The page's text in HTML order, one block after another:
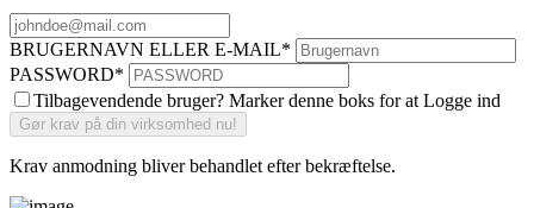
BRUGERNAVN ELLER E-MAIL*
PASSWORD*
Tilbagevendende bruger? Marker denne boks for at Logge ind
Krav anmodning bliver behandlet efter bekræftelse.